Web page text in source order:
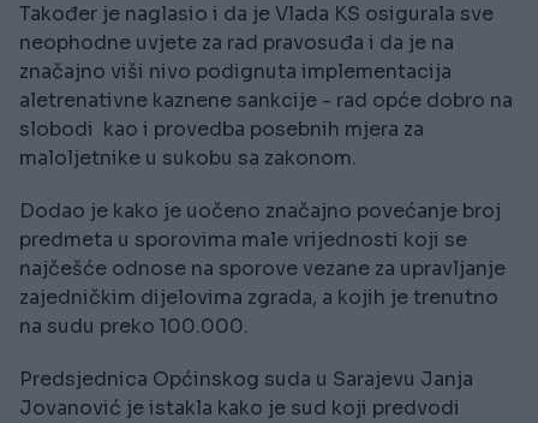
Također je naglasio i da je Vlada KS osigurala sve
neophodne uvjete za rad pravosuđa i da je na
značajno viši nivo podignuta implementacija
aletrenativne kaznene sankcije - rad opće dobro na
slobodi kao i provedba posebnih mjera za
maloljetnike u sukobu sa zakonom.
Dodao je kako je uočeno značajno povećanje broj
predmeta u sporovima male vrijednosti koji se
najčešće odnose na sporove vezane za upravljanje
zajedničkim dijelovima zgrada, a kojih je trenutno
na sudu preko 100.000.
Predsjednica Općinskog suda u Sarajevu Janja
Jovanović je istakla kako je sud koji predvodi